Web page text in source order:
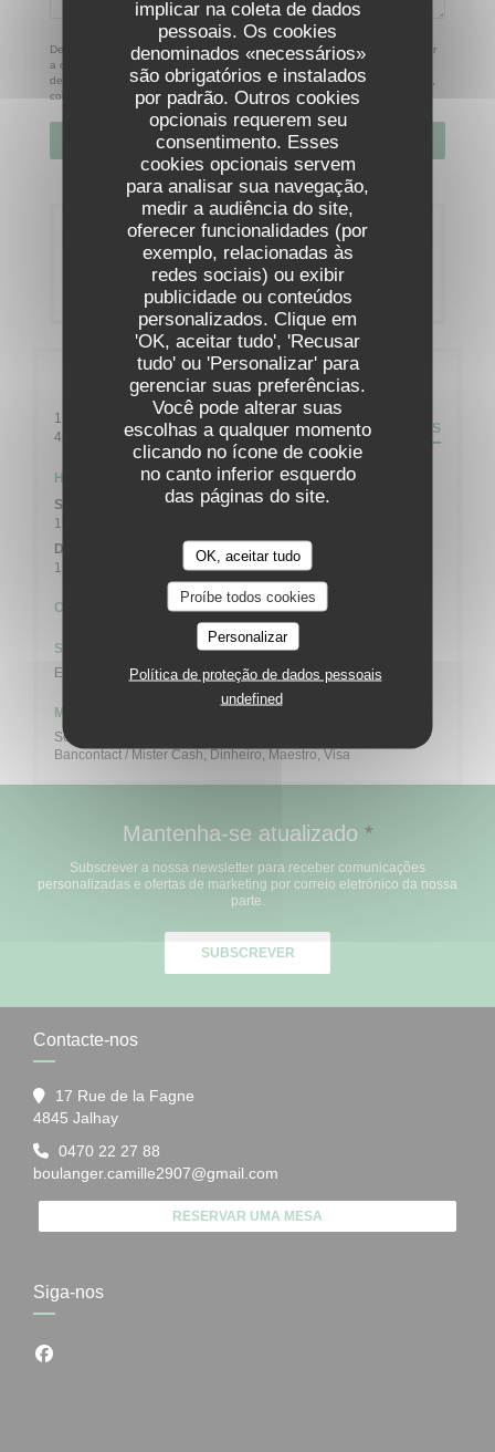
implicar na coleta de dados
pessoais. Os cookies
denominados «necessários»
são obrigatórios e instalados
por padrão. Outros cookies
opcionais requerem seu
consentimento. Esses
cookies opcionais servem
para analisar sua navegação,
medir a audiência do site,
oferecer funcionalidades (por
exemplo, relacionadas às
redes sociais) ou exibir
publicidade ou conteúdos
personalizados. Clique em
'OK, aceitar tudo', 'Recusar
tudo' ou 'Personalizar' para
gerenciar suas preferências.
Você pode alterar suas
escolhas a qualquer momento
clicando no ícone de cookie
no canto inferior esquerdo
das páginas do site.
OK, aceitar tudo
Proíbe todos cookies
Personalizar
Política de proteção de dados pessoais
undefined
De acordo com a legislação de proteção de dados, tem o direito de se opor
a comunicações de marketing. Pode registar-se na Lista Robinson através
de
. Para mais informações sobre o tratamento dos seus dados,
consulte a nossapolítica de privacidade .
Reserva
RESERVAR UMA MESA
Informações gerais
17 Rue de la Fagne
4845 Jalhay((abre numa nova janela))
DIREÇÕES
Horário de abertura
Seg
18:00 - 21:00
Domingo
12:00 - 13:00
18:00 - 21:00
Culinária
Serviços
Esplanada
Métodos de pagamento
Sem contato, Pagamento sem contato, Eurocard/Mastercard,
Bancontact / Mister Cash, Dinheiro, Maestro, Visa
Mantenha-se atualizado *
Subscrever a nossa newsletter para receber comunicações
personalizadas e ofertas de marketing por correio eletrónico da nossa
parte.
SUBSCREVER
Contacte-nos
17 Rue de la Fagne
4845 Jalhay((abre numa nova janela))
0470 22 27 88
boulanger.camille2907@gmail.com
RESERVAR UMA MESA
Siga-nos
Facebook ((abre numa nova janela))